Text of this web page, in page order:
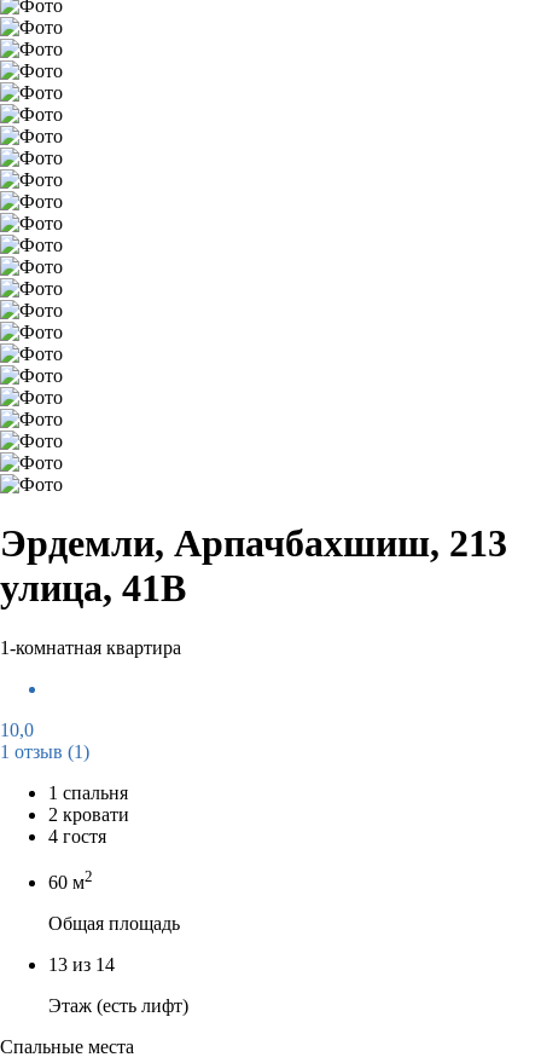
Эрдемли, Арпачбахшиш, 213
улица, 41В
1-комнатная квартира
10,0
1 отзыв (1)
1 спальня
2 кровати
4 гостя
60 м2
Общая площадь
13 из 14
Этаж (есть лифт)
Спальные места